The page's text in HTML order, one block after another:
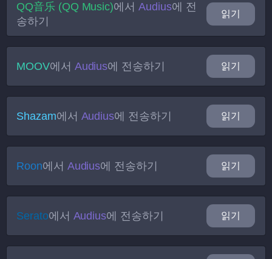
QQ音乐 (QQ Music)에서Audius에 전
송하기
읽기
MOOV에서 Audius에 전송하기 읽기
Shazam에서 Audius에 전송하기 읽기
Roon에서 Audius에 전송하기 읽기
Serato에서 Audius에 전송하기 읽기